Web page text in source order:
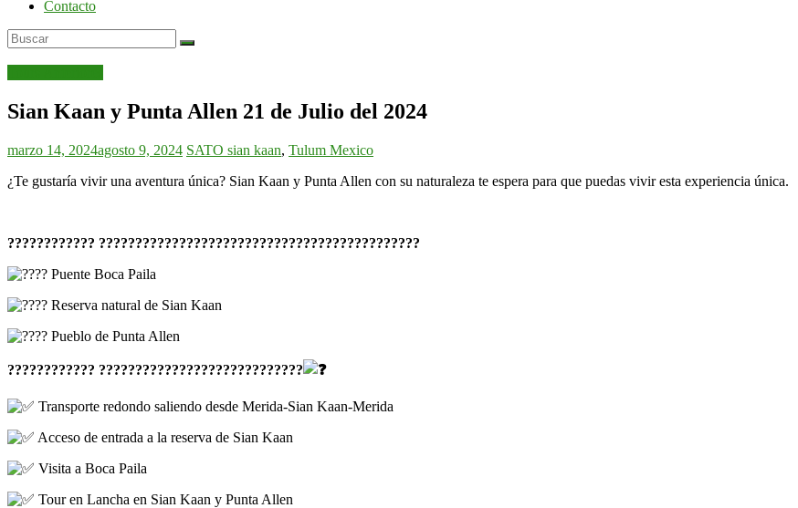
Contacto
Sian Kaan y Punta Allen 21 de Julio del 2024
marzo 14, 2024agosto 9, 2024 SATO sian kaan, Tulum Mexico
¿Te gustaría vivir una aventura única? Sian Kaan y Punta Allen con su naturaleza te espera para que puedas vivir esta experiencia única.
???????????? ????????????????????????????????????????????
Puente Boca Paila
Reserva natural de Sian Kaan
Pueblo de Punta Allen
???????????? ????????????????????????????
Transporte redondo saliendo desde Merida-Sian Kaan-Merida
Acceso de entrada a la reserva de Sian Kaan
Visita a Boca Paila
Tour en Lancha en Sian Kaan y Punta Allen